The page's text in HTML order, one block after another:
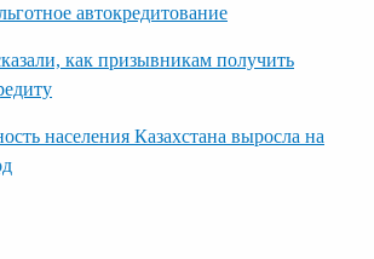
автокредитование
как призывникам получить
населения Казахстана выросла на